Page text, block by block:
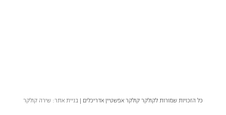
כל הזכויות שמורות לקולקר קולקר אפשטיין אדריכלים | בניית אתר: שירה קולקר